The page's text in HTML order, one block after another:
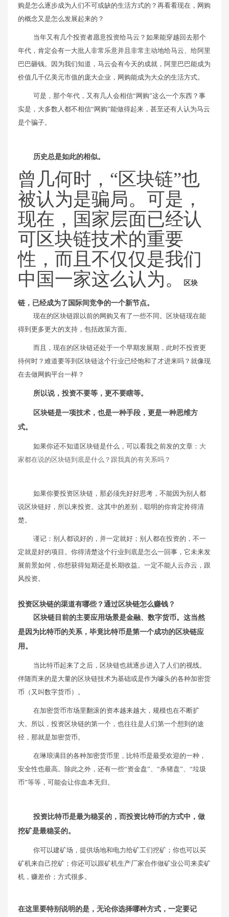
购是怎么逐步成为人们不可或缺的生活方式的？再看看现在，网购
的概念又是怎么发展起来的？
当年又有几个投资者愿意投资给马云？如果能穿越回去那个
年代，肯定会有一大批人非常乐意并且非常主动地给马云、给阿里
巴巴砸钱。因为我们知道，马云会有今天的成就，阿里巴巴能成为
价值几千亿美元市值的庞大企业，网购能成为大众的生活方式。
可是，那个年代，又有几人会相信“网购”这么一个东西？事
实是，大多数人都不相信“网购”能做得起来，甚至还有人认为马云
是个骗子。
历史总是如此的相似。
曾几何时，“区块链”也
被认为是骗局。可是，
现在，国家层面已经认
可区块链技术的重要
性，而且不仅仅是我们
中国一家这么认为。
区块
链，已经成为了国际间竞争的一个新节点。
现在的区块链跟以前的网购又有了一些不同。区块链现在能
得到更多更大的支持，包括政策方面。
而且，现在的区块链还处于一个早期发展期，此时不投资更
待何时？难道要等到区块链这个行业已经饱和了才进来吗？就像现
在去做网购平台一样？
所以说，投资不要等，更不要瞎等。
区块链是一项技术，也是一种手段，更是一种思维方
式。
如果你还不知道区块链是什么，可以看我之前发的文章： 大
家都在说的区块链到底是什么？跟我真的有关系吗？
如果你要投资区块链，那必须先好好思考，不能因为别人都
说区块链好，所以来投资。这其中的差别，聪明的你肯定拎得清
楚。
谨记：别人都说好的，并一定就好；别人都在投资的，不一
定就是好的项目。你得清楚这个行业到底是怎么一回事，它未来发
展前景如何，你想获得短期还是长期收益。一定不能人云亦云，跟
风投资。
投资区块链的渠道有哪些？通过区块链怎么赚钱？
区块链目前的主要应用场景是金融、数字货币。这当然
是因为比特币的关系，毕竟比特币是第一个成功的区块链应
用。
当比特币起来了之后，区块链也就逐步进入了人们的视线。
伴随而来的是大量的区块链技术为基础或是作为噱头的各种加密货
币（又叫数字货币）。
在加密货币市场里翻滚的资本越来越大，规模也在不断扩
大。所以，投资区块链的第一个，也往往是人们第一个想到的途
径，那就是加密货币。
在琳琅满目的各种加密货币里，比特币是最受欢迎的一种，
安全性也最高。除此之外，还有一些“资金盘”、“杀猪盘”、“垃圾
币”等等，可能会让你血本无归。
投资比特币是最为稳妥的，而投资比特币的方式中，做
挖矿是最稳妥的。
你可以建矿场，提供场地和电力给矿工们挖矿；你也可以买
矿机来自己挖矿；你还可以跟矿机生产厂家合作做矿业公司来卖矿
机，赚差价；方式很多。
在这里要特别说明的是，无论你选择哪种方式，一定要记